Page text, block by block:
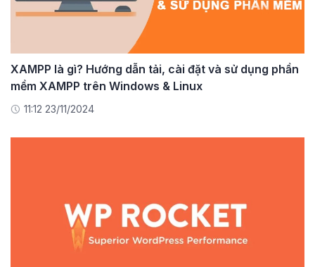
XAMPP là gì? Hướng dẫn tải, cài đặt và sử dụng phần
mềm XAMPP trên Windows & Linux
11:12 23/11/2024